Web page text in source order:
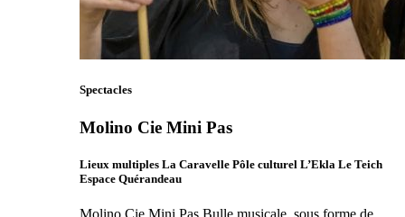
Spectacles
Molino Cie Mini Pas
Lieux multiples La Caravelle Pôle culturel L’Ekla Le Teich
Espace Quérandeau
Molino Cie Mini Pas Bulle musicale, sous forme de